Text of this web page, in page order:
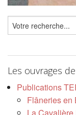
Les ouvrages de
Publications
Flâneries en